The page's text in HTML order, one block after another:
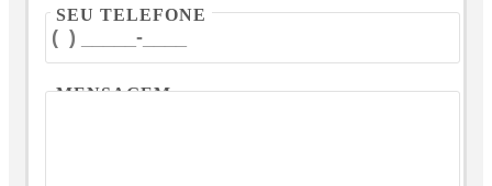
SEU TELEFONE
MENSAGEM